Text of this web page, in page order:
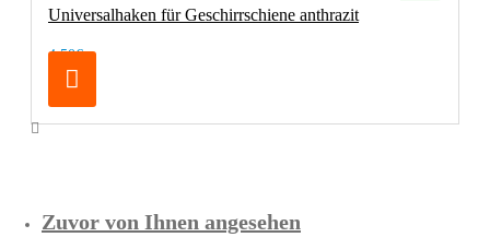
Universalhaken für Geschirrschiene anthrazit
4,50€
Zuvor von Ihnen angesehen